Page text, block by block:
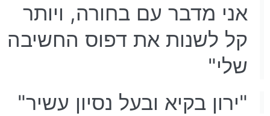
אני מדבר עם בחורה, ויותר
קל לשנות את דפוס החשיבה
שלי"
"ירון בקיא ובעל נסיון עשיר"